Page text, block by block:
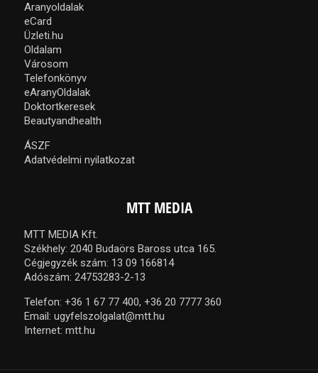
Aranyoldalak
eCard
Üzleti.hu
Oldalam
Városom
Telefonkönyv
eAranyOldalak
Doktortkeresek
Beautyandhealth
ÁSZF
Adatvédelmi nyilatkozat
MTT MEDIA
MTT MEDIA Kft.
Székhely: 2040 Budaörs Baross utca 165.
Cégjegyzék szám: 13 09 166814
Adószám: 24753283-2-13
Telefon: +36 1 67 77 400, +36 20 7777 360
Email: ugyfelszolgalat@mtt.hu
Internet: mtt.hu